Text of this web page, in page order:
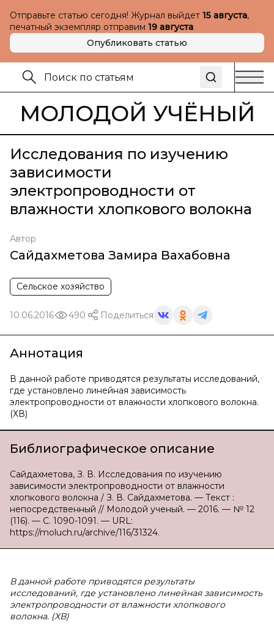
Отправьте статью сегодня! Журнал выйдет 15 августа,
печатный экземпляр отправим 19 августа
Опубликовать статью
МОЛОДОЙ УЧЁНЫЙ
Исследования по изучению
зависимости
электропроводности от
влажности хлопкового волокна
Автор
Сайдахметова Замира Вахабовна
Сельское хозяйство
10.06.2016 490 Поделиться
Аннотация
В данной работе приводятся результаты исследований,
где установлено линейная зависимость
электропроводности от влажности хлопкового волокна.
(ХВ)
Библиографическое описание
Сайдахметова, З. В. Исследования по изучению
зависимости электропроводности от влажности
хлопкового волокна / З. В. Сайдахметова. — Текст :
непосредственный // Молодой ученый. — 2016. — № 12
(116). — С. 1090-1091. — URL:
https://moluch.ru/archive/116/31324.
В данной работе приводятся результаты
исследований, где установлено линейная зависимость
электропроводности от влажности хлопкового
волокна. (ХВ)